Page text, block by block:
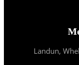
Landun,